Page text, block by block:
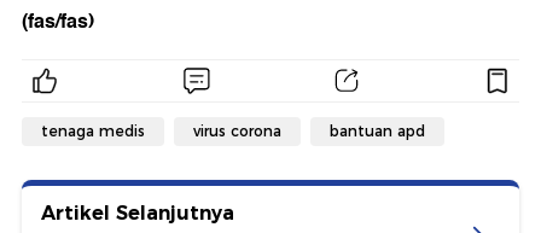
(fas/fas)
tenaga medis virus corona bantuan apd
Artikel Selanjutnya